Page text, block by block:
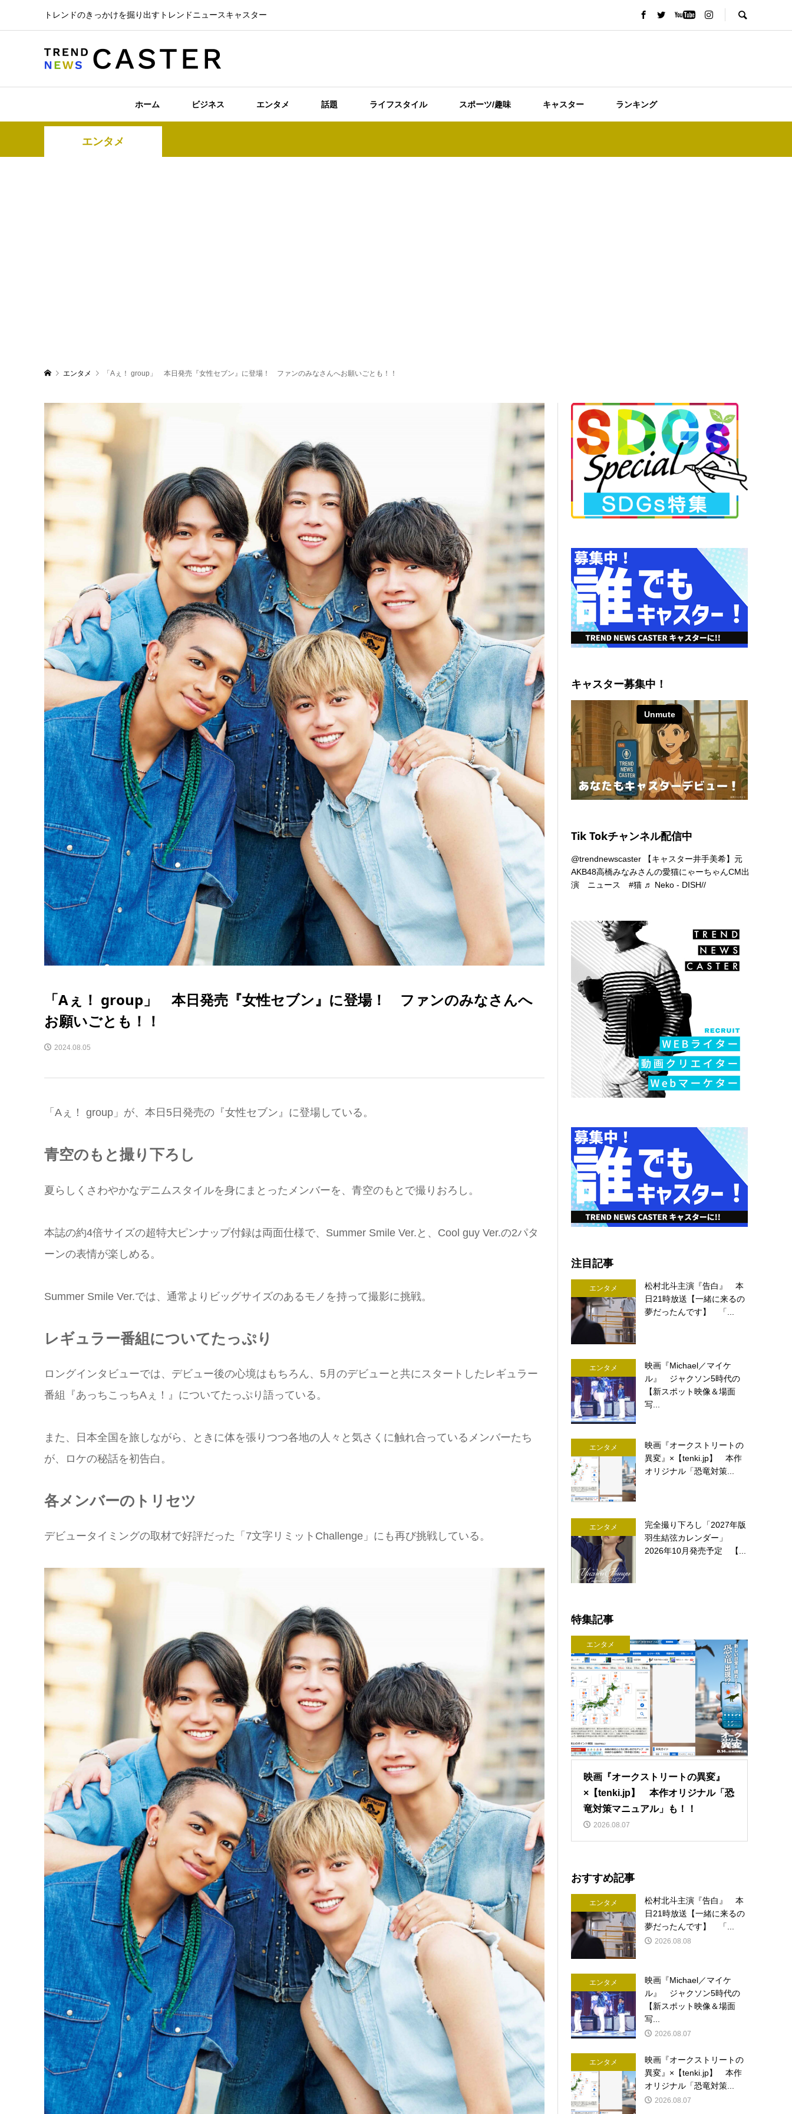
トレンドのきっかけを掘り出すトレンドニュースキャスター
ホーム ビジネス エンタメ 話題 ライフスタイル スポーツ/趣味 キャスター ランキング
エンタメ
エンタメ 「Aぇ！ group」 本日発売『女性セブン』に登場！ ファンのみなさんへお願いごとも！！
「Aぇ！ group」 本日発売『女性セブン』に登場！ ファンのみなさんへ
お願いごとも！！
2024.08.05
「Aぇ！ group」が、本日5日発売の『女性セブン』に登場している。
青空のもと撮り下ろし
夏らしくさわやかなデニムスタイルを身にまとったメンバーを、青空のもとで撮りおろし。
本誌の約4倍サイズの超特大ピンナップ付録は両面仕様で、Summer Smile Ver.と、Cool guy Ver.の2パタ
ーンの表情が楽しめる。
Summer Smile Ver.では、通常よりビッグサイズのあるモノを持って撮影に挑戦。
レギュラー番組についてたっぷり
ロングインタビューでは、デビュー後の心境はもちろん、5月のデビューと共にスタートしたレギュラー
番組『あっちこっちAぇ！』についてたっぷり語っている。
また、日本全国を旅しながら、ときに体を張りつつ各地の人々と気さくに触れ合っているメンバーたち
が、ロケの秘話を初告白。
各メンバーのトリセツ
デビュータイミングの取材で好評だった「7文字リミットChallenge」にも再び挑戦している。
キャスター募集中！
Tik Tokチャンネル配信中
@trendnewscaster 【キャスター井手美希】元
AKB48高橋みなみさんの愛猫にゃーちゃんCM出
演 ニュース#猫 ♬ Neko - DISH//
注目記事
エンタメ
松村北斗主演『告白』 本
日21時放送【一緒に来るの
夢だったんです】 「...
エンタメ
映画『Michael／マイケ
ル』 ジャクソン5時代の
【新スポット映像＆場面
写...
エンタメ
映画『オークストリートの
異変』×【tenki.jp】 本作
オリジナル「恐竜対策...
エンタメ
完全撮り下ろし「2027年版
羽生結弦カレンダー」
2026年10月発売予定 【...
特集記事
エンタメ
映画『オークストリートの異変』
×【tenki.jp】 本作オリジナル「恐
竜対策マニュアル」も！！
2026.08.07
おすすめ記事
エンタメ
松村北斗主演『告白』 本
日21時放送【一緒に来るの
夢だったんです】 「...
2026.08.08
エンタメ
映画『Michael／マイケ
ル』 ジャクソン5時代の
【新スポット映像＆場面
写...
2026.08.07
エンタメ
映画『オークストリートの
異変』×【tenki.jp】 本作
オリジナル「恐竜対策...
2026.08.07